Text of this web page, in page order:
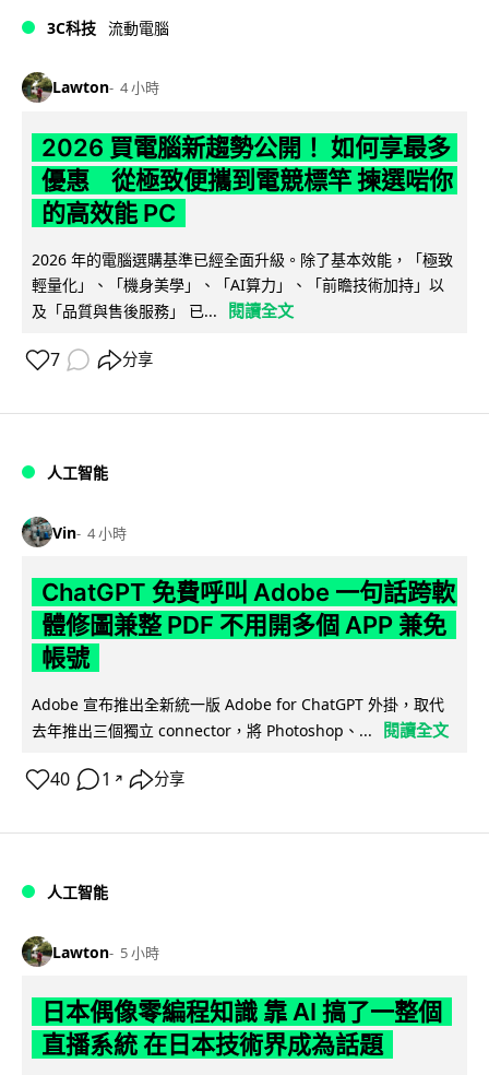
3C科技 流動電腦
Lawton 4 小時
2026 買電腦新趨勢公開！ 如何享最多
優惠 從極致便攜到電競標竿 揀選啱你
的高效能 PC
2026 年的電腦選購基準已經全面升級。除了基本效能，「極致
輕量化」、「機身美學」、「AI算力」、「前瞻技術加持」以
及「品質與售後服務」 已...
閱讀全文
7 分享
人工智能
Vin 4 小時
ChatGPT 免費呼叫 Adobe 一句話跨軟
體修圖兼整 PDF 不用開多個 APP 兼免
帳號
Adobe 宣布推出全新統一版 Adobe for ChatGPT 外掛，取代
去年推出三個獨立 connector，將 Photoshop、...
閱讀全文
40 1 ↗ 分享
人工智能
Lawton 5 小時
日本偶像零編程知識 靠 AI 搞了一整個
直播系統 在日本技術界成為話題